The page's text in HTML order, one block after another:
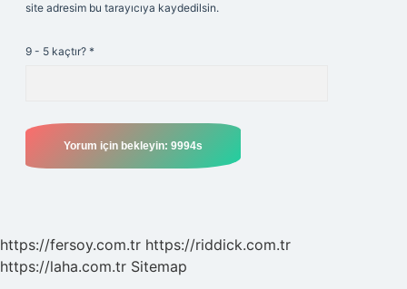
site adresim bu tarayıcıya kaydedilsin.
9 - 5 kaçtır? *
https://fersoy.com.tr https://riddick.com.tr
https://laha.com.tr Sitemap